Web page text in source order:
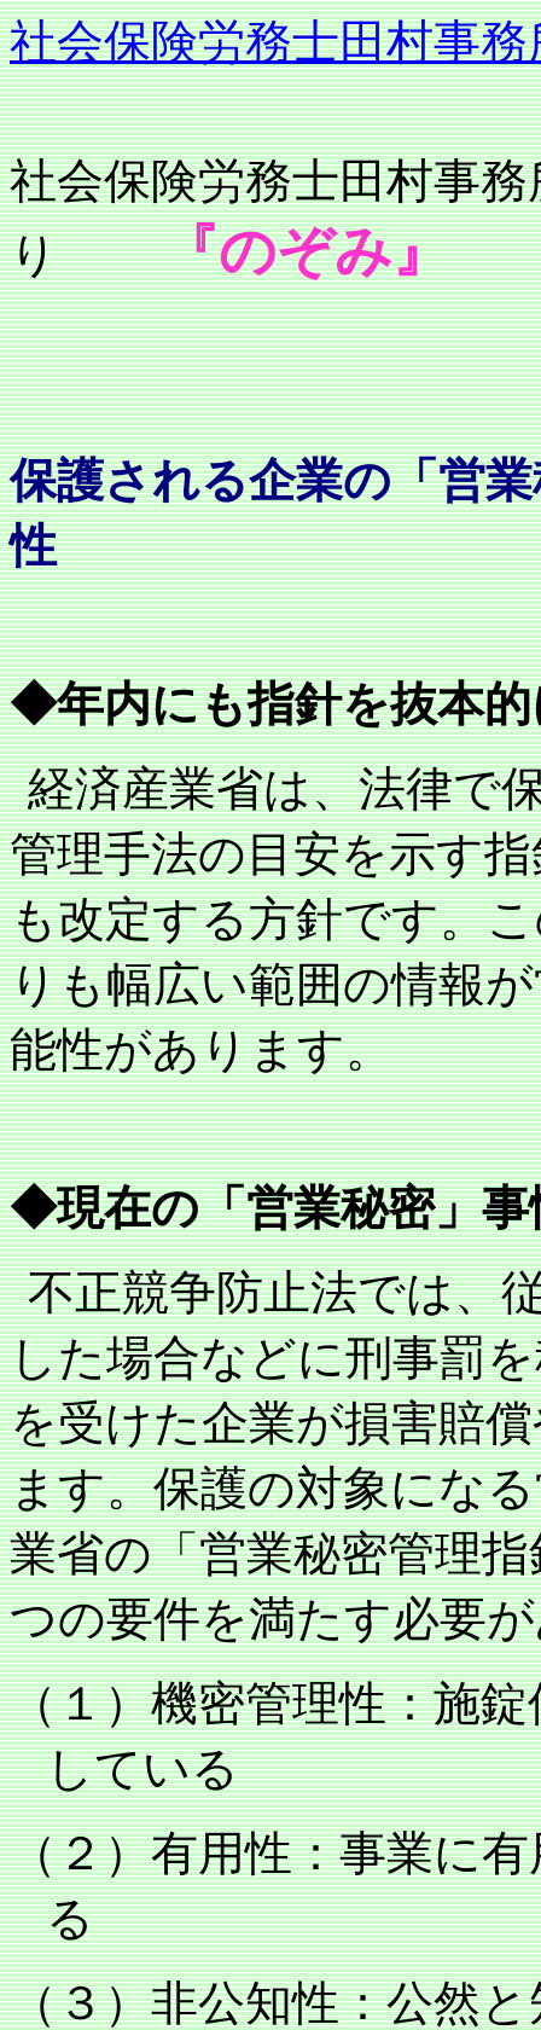
社会保険労務士田村事
社会保険労務士
り『のぞみ』
保護される企業の「営
性
◆年内にも指針を抜本的
経済産業省は、法律で
管理手法の目安を示す
も改定する方針です。
りも幅広い範囲の情報
能性があります。
◆現在の「営業秘密」事
不正競争防止法では、
した場合などに刑事罰
を受けた企業が損害賠
ます。保護の対象にな
業省の「営業秘密管理
つの要件を満たす必要
（１）機密管理性：施
している
（２）有用性：事業に
る
（３）非公知性：公然